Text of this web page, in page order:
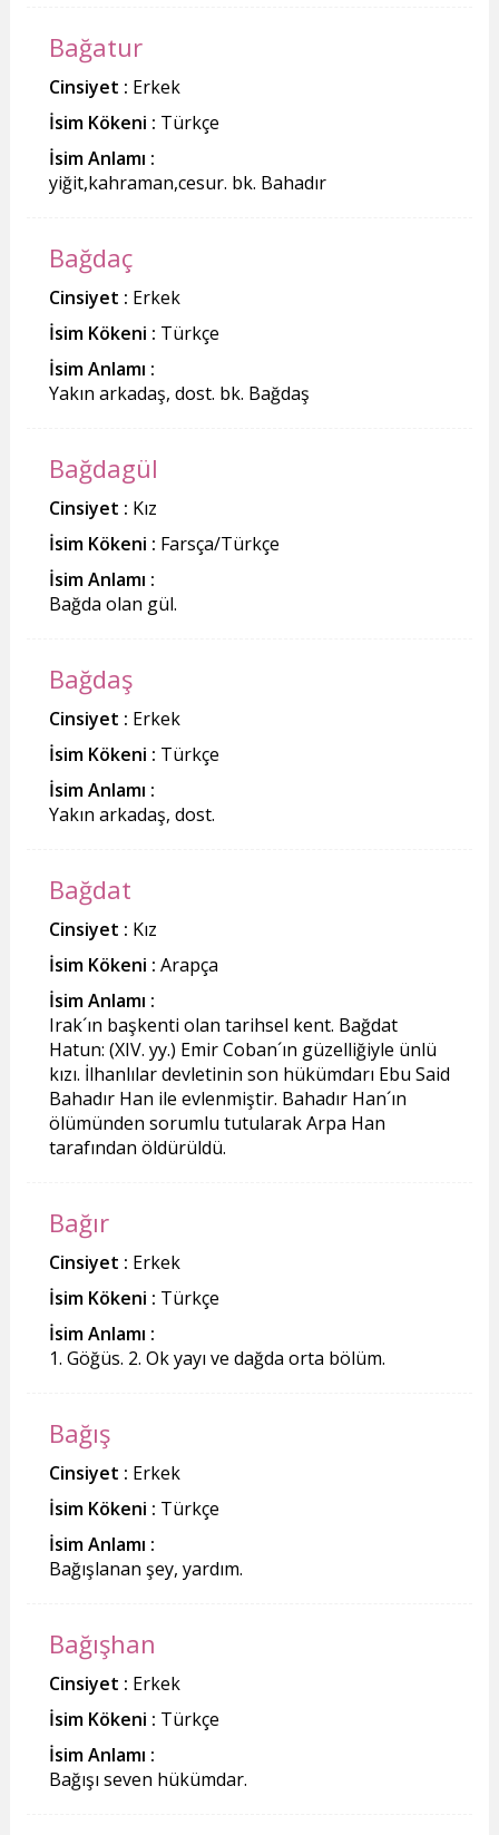
Bağatur
Cinsiyet : Erkek
İsim Kökeni : Türkçe
İsim Anlamı :
yiğit,kahraman,cesur. bk. Bahadır
Bağdaç
Cinsiyet : Erkek
İsim Kökeni : Türkçe
İsim Anlamı :
Yakın arkadaş, dost. bk. Bağdaş
Bağdagül
Cinsiyet : Kız
İsim Kökeni : Farsça/Türkçe
İsim Anlamı :
Bağda olan gül.
Bağdaş
Cinsiyet : Erkek
İsim Kökeni : Türkçe
İsim Anlamı :
Yakın arkadaş, dost.
Bağdat
Cinsiyet : Kız
İsim Kökeni : Arapça
İsim Anlamı :
Irak´ın başken­ti olan tarihsel kent. Bağdat
Hatun: (XIV. yy.) Emir Coban´ın güzelliğiyle ünlü
kızı. İlhanlılar devletinin son hükümdarı Ebu Said
Bahadır Han ile evlenmiştir. Bahadır Han´ın
ölümünden sorumlu tutularak Arpa Han
tarafından öldürüldü.
Bağır
Cinsiyet : Erkek
İsim Kökeni : Türkçe
İsim Anlamı :
1. Göğüs. 2. Ok yayı ve dağda orta bölüm.
Bağış
Cinsiyet : Erkek
İsim Kökeni : Türkçe
İsim Anlamı :
Bağışlanan şey, yardım.
Bağışhan
Cinsiyet : Erkek
İsim Kökeni : Türkçe
İsim Anlamı :
Bağışı seven hükümdar.